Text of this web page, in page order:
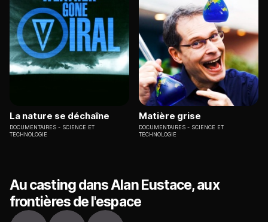
La nature se déchaîne
DOCUMENTAIRES
SCIENCE ET
TECHNOLOGIE
Matière grise
DOCUMENTAIRES
SCIENCE ET
TECHNOLOGIE
Au casting dans Alan Eustace, aux
frontières de l'espace